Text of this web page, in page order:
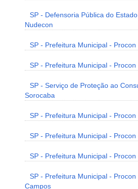
SP - Defensoria Pública do
Nudecon
SP - Prefeitura Municipal -
SP - Prefeitura Municipal -
SP - Serviço de Proteção ao
Sorocaba
SP - Prefeitura Municipal -
SP - Prefeitura Municipal -
SP - Prefeitura Municipal -
SP - Prefeitura Municipal -
Campos